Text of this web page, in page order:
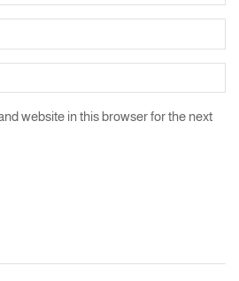
website in this browser for the next